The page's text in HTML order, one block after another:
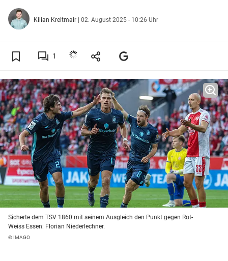
Kilian Kreitmair | 02. August 2025 - 10:26 Uhr
1
Sicherte dem TSV 1860 mit seinem Ausgleich den Punkt gegen Rot-
Weiss Essen: Florian Niederlechner.
© IMAGO